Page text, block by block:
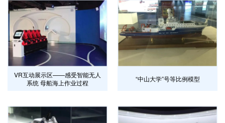
VR互动展示区——感受智能无人
系统 母船海上作业过程
“中山大学”号等比例模型